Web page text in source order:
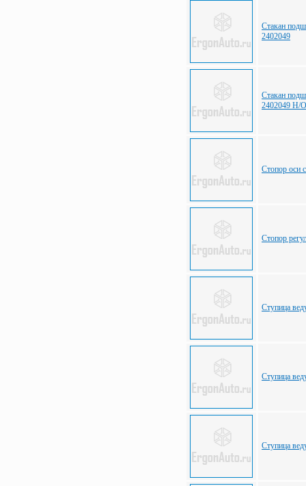
Стакан
2402049
Стакан
2402049 Н/О
Стопор оси
Стопор
Ступица
Ступица
Ступица